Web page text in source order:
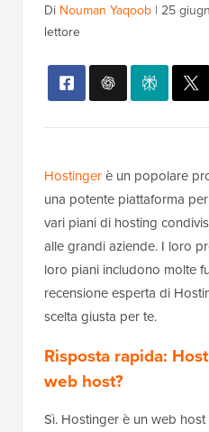
Di Nouman Yaqoob | 25
lettore
Hostingerè un popolare
una potente piattaforma
vari piani di hosting
alle grandi aziende. I loro
loro piani includono molte
recensione esperta di
scelta giusta per te.
Risposta rapida:
web host?
Sì. Hostinger è un web